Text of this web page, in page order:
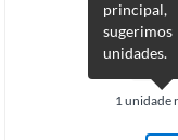
1 unidade
unidades.